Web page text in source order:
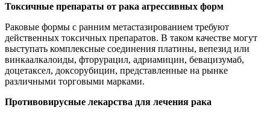
Токсичные препараты от рака агрессивных форм
Раковые формы с ранним метастазированием требуют
действенных токсичных препаратов. В таком качестве могут
выступать комплексные соединения платины, вепезид или
винкаалкалоиды, фторурацил, адриамицин, бевацизумаб,
доцетаксел, доксорубицин, представленные на рынке
различными торговыми марками.
Противовирусные лекарства для лечения рака